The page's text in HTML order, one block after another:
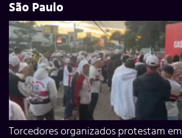
São Paulo
Torcedores organizados protestam em